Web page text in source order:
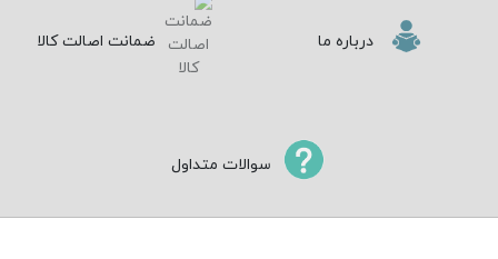
درباره ما ضمانت اصالت کالا
سوالات متداول